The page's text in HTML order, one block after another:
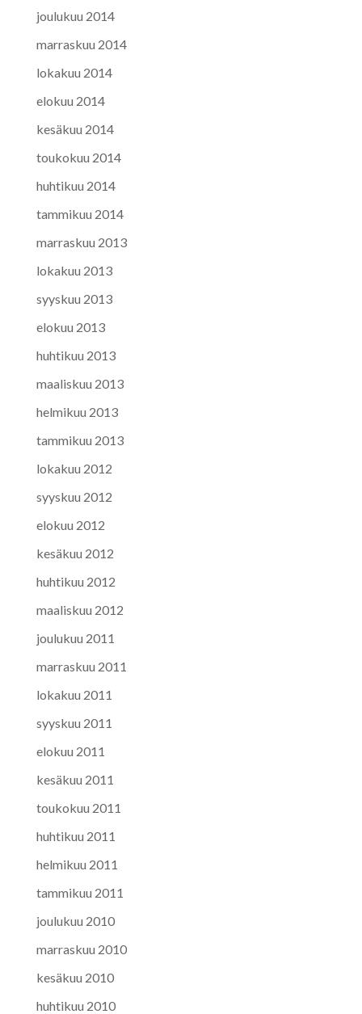
joulukuu 2014
marraskuu 2014
lokakuu 2014
elokuu 2014
kesäkuu 2014
toukokuu 2014
huhtikuu 2014
tammikuu 2014
marraskuu 2013
lokakuu 2013
syyskuu 2013
elokuu 2013
huhtikuu 2013
maaliskuu 2013
helmikuu 2013
tammikuu 2013
lokakuu 2012
syyskuu 2012
elokuu 2012
kesäkuu 2012
huhtikuu 2012
maaliskuu 2012
joulukuu 2011
marraskuu 2011
lokakuu 2011
syyskuu 2011
elokuu 2011
kesäkuu 2011
toukokuu 2011
huhtikuu 2011
helmikuu 2011
tammikuu 2011
joulukuu 2010
marraskuu 2010
kesäkuu 2010
huhtikuu 2010